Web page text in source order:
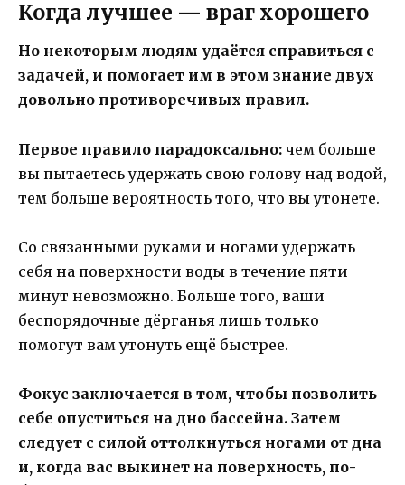
Когда лучшее — враг хорошего
Но некоторым людям удаётся справиться с
задачей, и помогает им в этом знание двух
довольно противоречивых правил.
Первое правило парадоксально: чем больше
вы пытаетесь удержать свою голову над водой,
тем больше вероятность того, что вы утонете.
Со связанными руками и ногами удержать
себя на поверхности воды в течение пяти
минут невозможно. Больше того, ваши
беспорядочные дёрганья лишь только
помогут вам утонуть ещё быстрее.
Фокус заключается в том, чтобы позволить
себе опуститься на дно бассейна. Затем
следует с силой оттолкнуться ногами от дна
и, когда вас выкинет на поверхность, по-